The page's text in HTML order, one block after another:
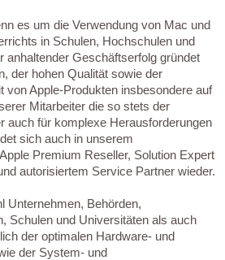
es um die Verwendung von Mac und
in Schulen, Hochschulen und
anhaltender Geschäftserfolg gründet
der hohen Qualität sowie der
von Apple-Produkten insbesondere auf
Mitarbeiter die so stets der
auch für komplexe Herausforderungen
sich auch in unserem
Premium Reseller, Solution Expert
autorisiertem Service Partner wieder.
Unternehmen, Behörden,
Schulen und Universitäten als auch
der optimalen Hardware- und
der System- und